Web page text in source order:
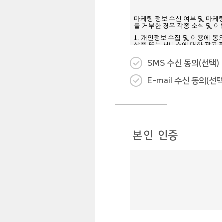
SMS 수신 동의(선택)
E-mail 수신 동의(선
본인 인증